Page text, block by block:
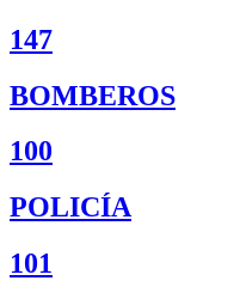
147
BOMBEROS
100
POLICÍA
101